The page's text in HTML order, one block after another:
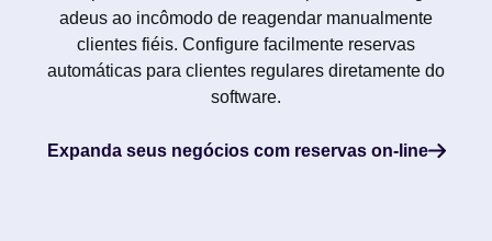
adeus ao incômodo de reagendar manualmente
clientes fiéis. Configure facilmente reservas
automáticas para clientes regulares diretamente do
software.
Expanda seus negócios com reservas on-line